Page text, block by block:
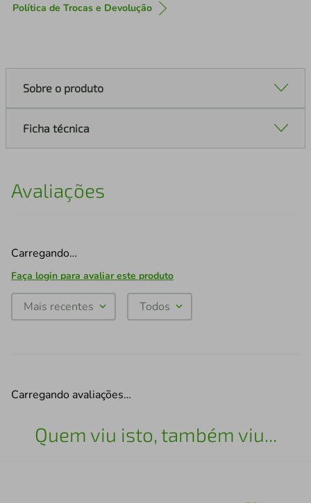
Política de Trocas e Devolução
Sobre o produto
Ficha técnica
Avaliações
Carregando…
Faça login para avaliar este produto
Mais recentes Todos
Carregando avaliações…
Quem viu isto, também viu...